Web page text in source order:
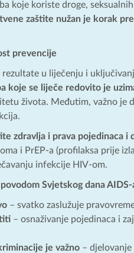
koje koriste droge,
zaštite nužan je korak
prevencije
rezultate u liječenju i
koje se liječe redovito je
života. Međutim, važno
zdravlja i prava pojedinaca i
i PrEP-a (profilaksa prije
infekcije HIV-om.
Svjetskog dana AIDS-
– svatko zaslužuje
– osnaživanje pojedinaca i
je važno – djelovanje